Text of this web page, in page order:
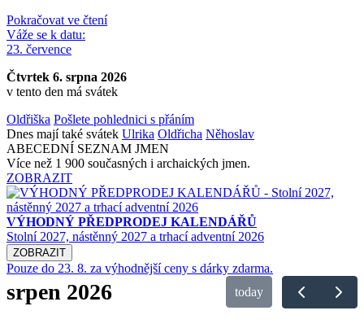
Pokračovat ve čtení
Váže se k datu:
23. července
Čtvrtek 6. srpna 2026
v tento den má svátek
Oldřiška Pošlete pohlednici s přáním
Dnes mají také svátek Ulrika Oldřicha Něhoslav
ABECEDNÍ SEZNAM JMEN
Více než 1 900 současných i archaických jmen.
ZOBRAZIT
VÝHODNÝ PŘEDPRODEJ KALENDÁŘŮ
Stolní 2027, nástěnný 2027 a trhací adventní 2026
ZOBRAZIT
Pouze do 23. 8. za výhodnější ceny s dárky zdarma.
srpen 2026 today